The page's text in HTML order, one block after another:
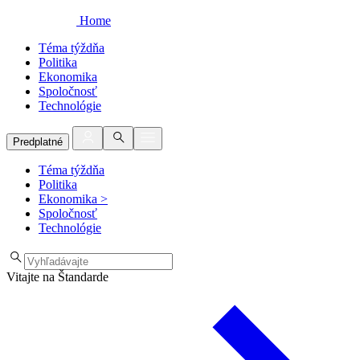
Home
Téma týždňa
Politika
Ekonomika
Spoločnosť
Technológie
Predplatné
Téma týždňa
Politika
Ekonomika >
Spoločnosť
Technológie
Vitajte na Štandarde